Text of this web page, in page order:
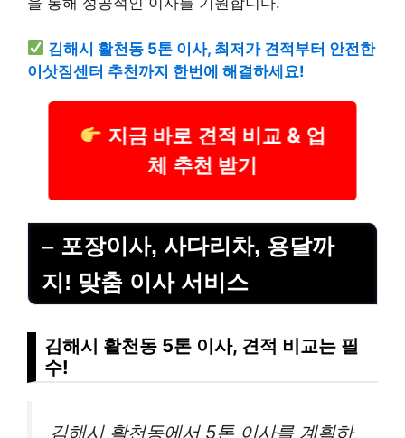
김해시 활천동 5톤 이사, 최저가 견적부터 안전한
이삿짐센터 추천까지 한번에 해결하세요!
지금 바로 견적 비교 & 업
체 추천 받기
– 포장이사, 사다리차, 용달까
지! 맞춤 이사 서비스
김해시 활천동 5톤 이사, 견적 비교는 필
수!
김해시 활천동에서 5톤 이사를 계획하